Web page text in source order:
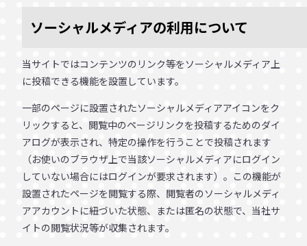
ソーシャルメディアの利用について
当サイトではコンテンツのリンク等をソーシャルメディア上
に投稿できる機能を設置しています。
一部のページに設置されたソーシャルメディアアイコンをク
リックすると、閲覧中のページリンクを投稿するためのダイ
アログが表示され、特定の操作を行うことで投稿されます
（お使いのブラウザ上で当該ソーシャルメディアにログイン
していない場合にはログインが要求されます）。この機能が
設置されたページを閲覧する際、閲覧者のソーシャルメディ
アアカウントに紐づいた状態、または匿名の状態で、当社サ
イトの閲覧状況等が収集されます。